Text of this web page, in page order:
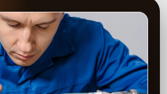
горячей линии или
звонок через Форму заявки
деталей.
в ближайший центр или
курьеру службы доставки,
диагностики и принять